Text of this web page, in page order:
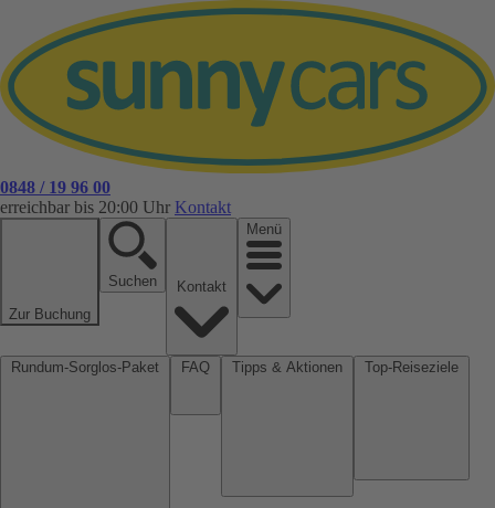
0848 / 19 96 00
erreichbar bis 20:00 Uhr Kontakt
Zur Buchung
Suchen
Menü